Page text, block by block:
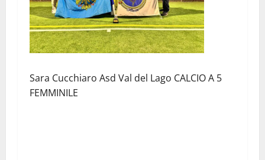
Sara Cucchiaro Asd Val del Lago CALCIO A 5
FEMMINILE